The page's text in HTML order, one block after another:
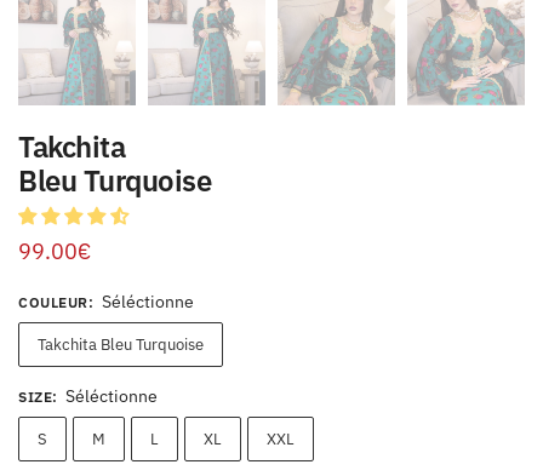
Takchita
Bleu Turquoise
99.00€
COULEUR: Séléctionne
Takchita Bleu Turquoise
SIZE: Séléctionne
S M L XL XXL